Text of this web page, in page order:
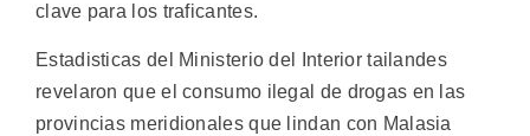
clave para los traficantes.
Estadisticas del Ministerio del Interior tailandes
revelaron que el consumo ilegal de drogas en las
provincias meridionales que lindan con Malasia